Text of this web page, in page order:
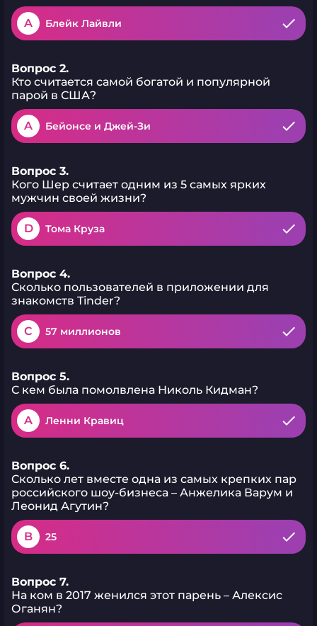
A Блейк Лайвли
Вопрос 2.
Кто считается самой богатой и популярной
парой в США?
A Бейонсе и Джей-Зи
Вопрос 3.
Кого Шер считает одним из 5 самых ярких
мужчин своей жизни?
D Тома Круза
Вопрос 4.
Сколько пользователей в приложении для
знакомств Tinder?
C 57 миллионов
Вопрос 5.
С кем была помолвлена Николь Кидман?
A Ленни Кравиц
Вопрос 6.
Сколько лет вместе одна из самых крепких пар
российского шоу-бизнеса – Анжелика Варум и
Леонид Агутин?
B 25
Вопрос 7.
На ком в 2017 женился этот парень – Алексис
Оганян?